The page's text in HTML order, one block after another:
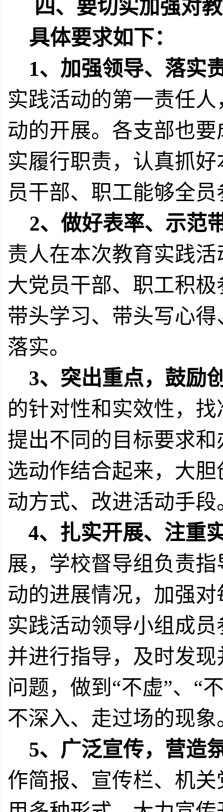
四、要切实加强对
具体要求如下：
1、加强领导、 落实
实践活动的第一责任
动的开展。 各支部也
实履行职责，认真抓
员干部、职工能够全
2、做好表率、示范
责人在本次教育实践
大党员干部、职工积
带头学习、带头写心
落实。
3、突出重点，鼓励
的针对性和实效性，
提出不同的目标要求
选动作结合起来，大
动方式、改进活动手段
4、扎实开展、注重
展，学校督导组负责
动的进展情况，加强
实践活动领导小组成
并进行指导，及时发
问题，做到“不虚”、“
不深入、走过场的现象
5、广泛宣传，营造
作简报、宣传栏、机